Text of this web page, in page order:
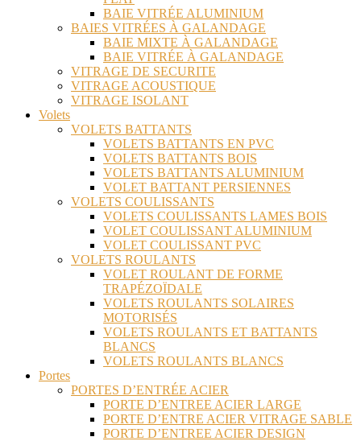
BAIE VITRÉE ALUMINIUM
BAIES VITRÉES À GALANDAGE
BAIE MIXTE À GALANDAGE
BAIE VITRÉE À GALANDAGE
VITRAGE DE SECURITE
VITRAGE ACOUSTIQUE
VITRAGE ISOLANT
Volets
VOLETS BATTANTS
VOLETS BATTANTS EN PVC
VOLETS BATTANTS BOIS
VOLETS BATTANTS ALUMINIUM
VOLET BATTANT PERSIENNES
VOLETS COULISSANTS
VOLETS COULISSANTS LAMES BOIS
VOLET COULISSANT ALUMINIUM
VOLET COULISSANT PVC
VOLETS ROULANTS
VOLET ROULANT DE FORME
TRAPÉZOÏDALE
VOLETS ROULANTS SOLAIRES
MOTORISÉS
VOLETS ROULANTS ET BATTANTS
BLANCS
VOLETS ROULANTS BLANCS
Portes
PORTES D’ENTRÉE ACIER
PORTE D’ENTREE ACIER LARGE
PORTE D’ENTRE ACIER VITRAGE SABLE
PORTE D’ENTREE ACIER DESIGN